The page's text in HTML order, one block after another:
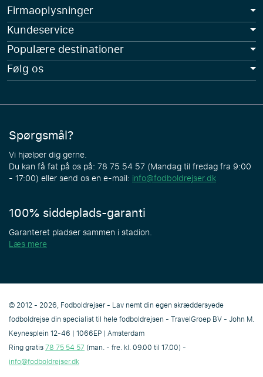
Firmaoplysninger
Kundeservice
Populære destinationer
Følg os
Spørgsmål?
Vi hjælper dig gerne.
Du kan få fat på os på: 78 75 54 57 (Mandag til fredag fra 9:00
- 17:00) eller send os en e-mail: info@fodboldrejser.dk
100% siddeplads-garanti
Garanteret pladser sammen i stadion.
Læs mere
© 2012 - 2026, Fodboldrejser - Lav nemt din egen skræddersyede
fodboldrejse din specialist til hele fodboldrejsen - TravelGroep BV - John M.
Keynesplein 12-46 | 1066EP | Amsterdam
Ring gratis78 75 54 57(man. - fre. kl. 09.00 til 17.00) -
info@fodboldrejser.dk